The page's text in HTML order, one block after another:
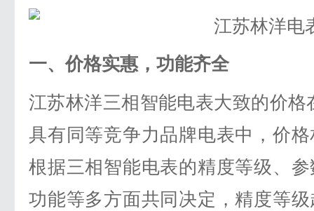
一、价格实惠，功能齐全
江苏林洋三相智能电表大致的价格
具有同等竞争力品牌电表中，价
根据三相智能电表的精度等级、
功能等多方面共同决定，精度等